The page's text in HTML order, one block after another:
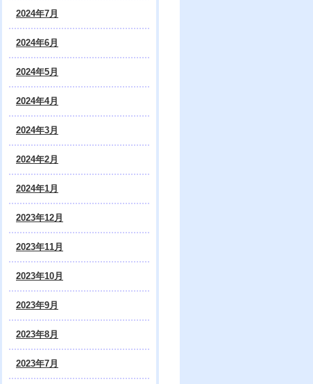
2024年7月
2024年6月
2024年5月
2024年4月
2024年3月
2024年2月
2024年1月
2023年12月
2023年11月
2023年10月
2023年9月
2023年8月
2023年7月